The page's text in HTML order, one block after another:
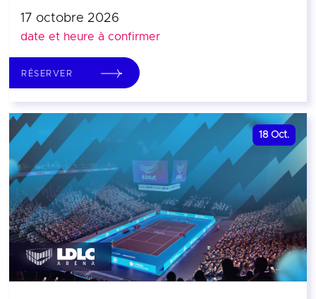
17 octobre 2026
date et heure à confirmer
RÉSERVER
18 Oct.